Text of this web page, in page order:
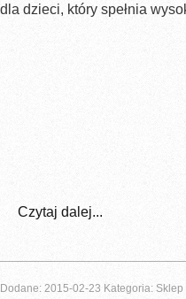
dla dzieci, który spełnia
Czytaj dalej...
Dodane: 2015-02-23 Kategoria: